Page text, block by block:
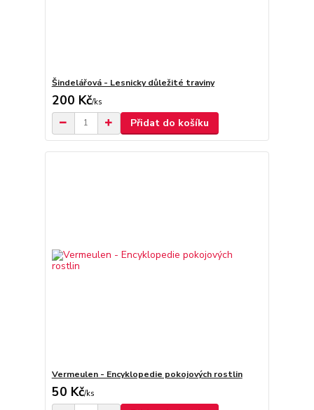
Šindelářová - Lesnicky důležité traviny
200 Kč/ks
Přidat do košíku
Vermeulen - Encyklopedie pokojových rostlin
50 Kč/ks